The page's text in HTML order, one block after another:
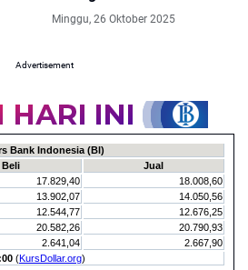
Berlian Bernilai Fantastis
Minggu, 26 Oktober 2025
Advertisement